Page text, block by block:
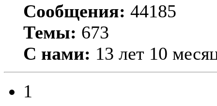
Сообщения: 44185
Темы: 673
С нами: 13 лет 10
1